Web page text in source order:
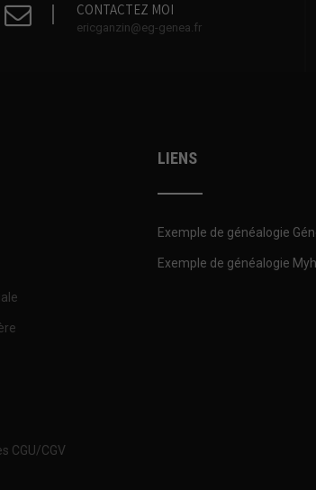
CONTACTEZ MOI
ericganzin@eg-genea.fr
CGU/CGV
LIENS
Exemple de généalogie
Exemple de généalogie